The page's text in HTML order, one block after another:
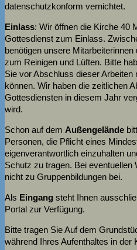
datenschutzkonform vernichtet.
Einlass: Wir öffnen die Kirche 40
Gottesdienst zum Einlass.
benötigen unsere
zum Reinigen und Lüften. Bitte
Sie vor Abschluss dieser Arbeiten
können. Wir haben die zeitlichen
Gottesdiensten in diesem Jahr
wird.
Schon auf dem Außengelände
Personen, die Pflicht eines
eigenverantwortlich einzuhalten
Schutz zu tragen. Bei eventuellen
nicht zu Gruppenbildungen bei.
Als Eingang steht Ihnen
Portal zur Verfügung.
Bitte tragen Sie Auf dem
während Ihres Aufenthaltes in der